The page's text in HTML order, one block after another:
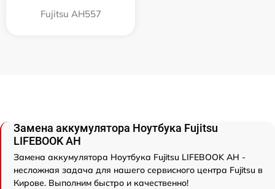
Fujitsu AH557
Замена аккумулятора Ноутбука Fujitsu
LIFEBOOK AH
Замена аккумулятора Ноутбука Fujitsu LIFEBOOK AH -
несложная задача для нашего сервисного центра Fujitsu в
Кирове. Выполним быстро и качественно!